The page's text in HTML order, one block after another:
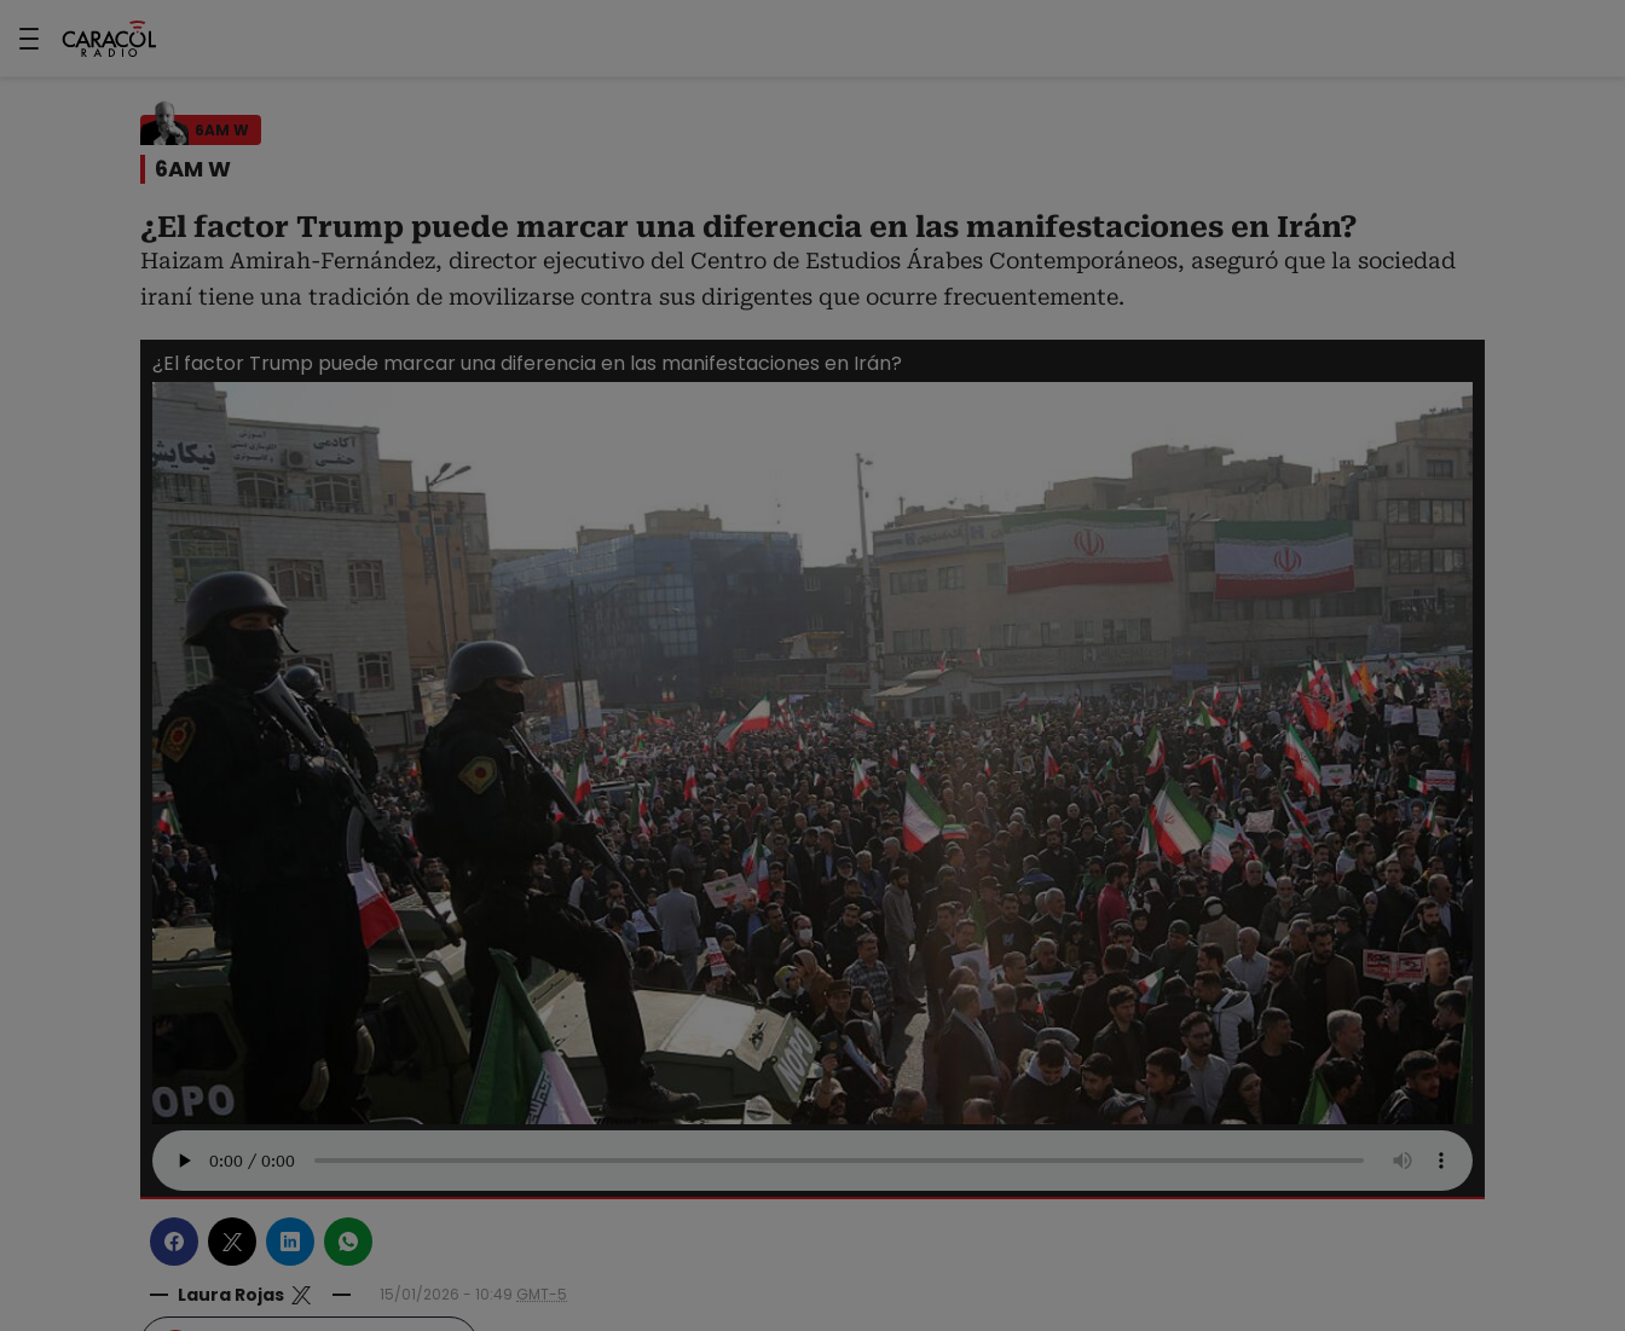
6AM W
6AM W
¿El factor Trump puede marcar una diferencia en las manifestaciones en Irán?
Haizam Amirah-Fernández, director ejecutivo del Centro de Estudios Árabes Contemporáneos, aseguró que la sociedad
iraní tiene una tradición de movilizarse contra sus dirigentes que ocurre frecuentemente.
¿El factor Trump puede marcar una diferencia en las manifestaciones en Irán?
Laura Rojas 15/01/2026 - 10:49 GMT-5